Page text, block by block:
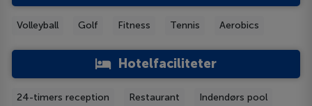
Volleyball Golf Fitness Tennis Aerobics
Hotelfaciliteter
24-timers reception Restaurant Indendørs pool